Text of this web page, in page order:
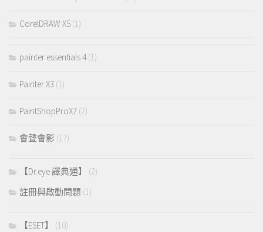
CorelDRAW X5 (1)
painter essentials 4(1)
Painter X3 (1)
PaintShopProX7 (2)
會聲會影 (17)
【Dr.eye 譯典通】
(2)
註冊與啟動問題 (1)
【ESET】
(10)